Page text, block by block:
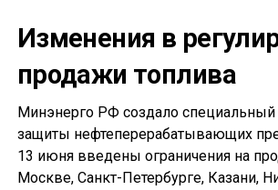
Изменения в
продажи топлива
Минэнерго РФ создало
защиты нефтеперерабатывающих
13 июня введены ограничения на
Москве, Санкт-Петербурге, Казани,